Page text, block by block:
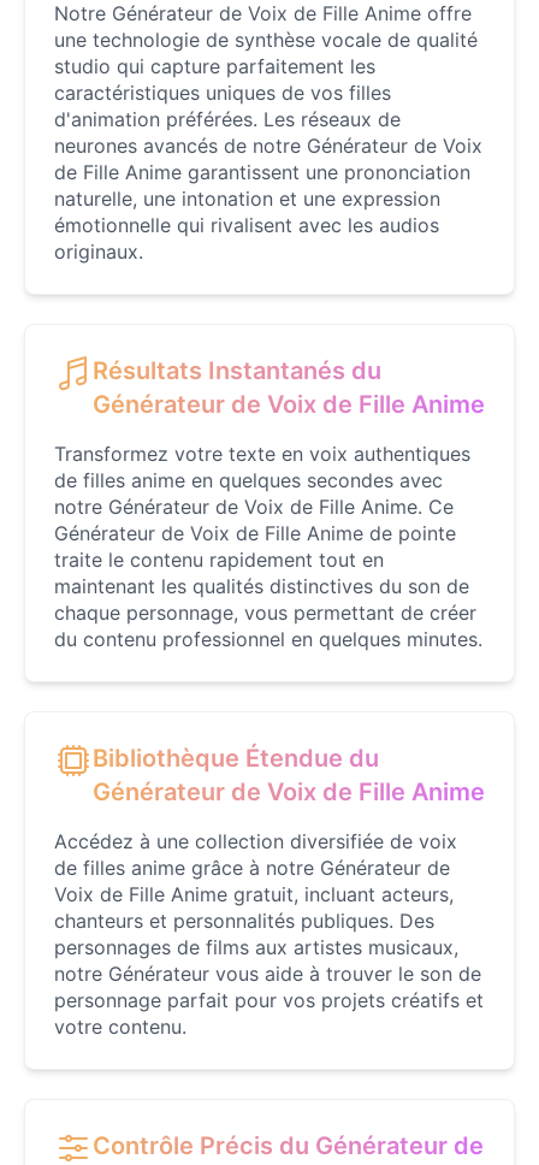
Dalek
Male @MoonDiary
Daredevil
Male @ByteFlow
Male @MoonDiary
Denji
Male @WindStory
Dobby
Male @NeonCipher
Ducky
Male @PeachyCloud
Elastigirl
Female @VoidWalke
Elsa Frozen
Female @EagleEyes_USA
Notre Générateur de Voix de Fille Anime offre
une technologie de synthèse vocale de qualité
studio qui capture parfaitement les
caractéristiques uniques de vos filles
d'animation préférées. Les réseaux de
neurones avancés de notre Générateur de Voix
de Fille Anime garantissent une prononciation
naturelle, une intonation et une expression
émotionnelle qui rivalisent avec les audios
originaux.
Résultats Instantanés du
Générateur de Voix de Fille Anime
Transformez votre texte en voix authentiques
de filles anime en quelques secondes avec
notre Générateur de Voix de Fille Anime. Ce
Générateur de Voix de Fille Anime de pointe
traite le contenu rapidement tout en
maintenant les qualités distinctives du son de
chaque personnage, vous permettant de créer
du contenu professionnel en quelques minutes.
Bibliothèque Étendue du
Générateur de Voix de Fille Anime
Accédez à une collection diversifiée de voix
de filles anime grâce à notre Générateur de
Voix de Fille Anime gratuit, incluant acteurs,
chanteurs et personnalités publiques. Des
personnages de films aux artistes musicaux,
notre Générateur vous aide à trouver le son de
personnage parfait pour vos projets créatifs et
votre contenu.
Contrôle Précis du Générateur de